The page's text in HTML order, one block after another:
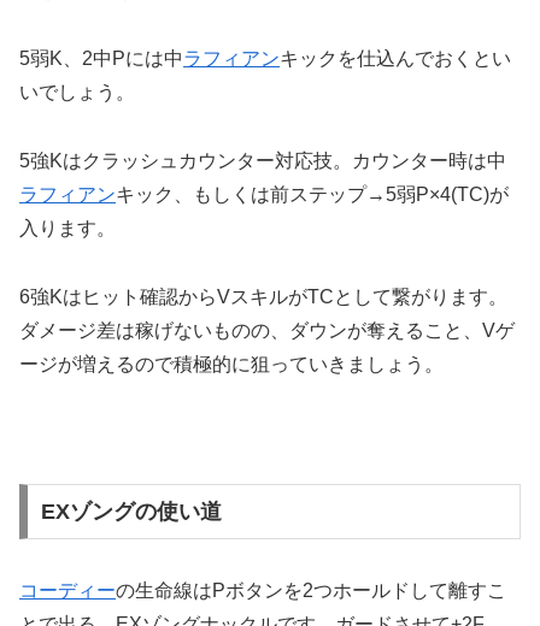
5弱K、2中Pには中ラフィアンキックを仕込んでおくとい
いでしょう。
5強Kはクラッシュカウンター対応技。カウンター時は中
ラフィアンキック、もしくは前ステップ→5弱P×4(TC)が
入ります。
6強Kはヒット確認からVスキルがTCとして繋がります。
ダメージ差は稼げないものの、ダウンが奪えること、Vゲ
ージが増えるので積極的に狙っていきましょう。
EXゾングの使い道
コーディーの生命線はPボタンを2つホールドして離すこ